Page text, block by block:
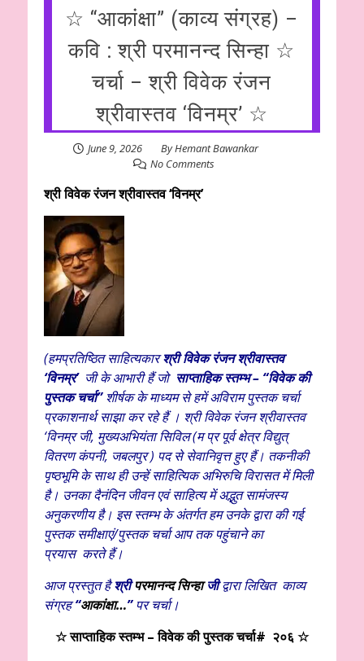
☆ “आकांक्षा” (काव्य संग्रह) –
कवि : श्री परमानन्द सिन्हा ☆
चर्चा – श्री विवेक रंजन
श्रीवास्तव ‘विनम्र’ ☆
June 9, 2026 ByHemant Bawankar
No Comments
श्री विवेक रंजन श्रीवास्तव ‘विनम्र’
(हमप्रतिष्ठित साहित्यकारश्री विवेकरंजन श्रीवास्तव
‘विनम्र’ जी के आभारी हैंजो साप्ताहिक स्तम्भ – “विवेक की
पुस्तक चर्चा”शीर्षक के माध्यम से हमें अविराम पुस्तक चर्चा
प्रकाशनार्थ साझा कर रहे हैं । श्री विवेक रंजन श्रीवास्तव
‘विनम्र जी, मुख्यअभियंता सिविल (म प्र पूर्व क्षेत्र विद्युत्
वितरण कंपनी, जबलपुर ) पद से सेवानिवृत्त हुए हैं। तकनीकी
पृष्ठभूमि के साथ ही उन्हें साहित्यिक अभिरुचि विरासत में मिली
है। उनका दैनंदिन जीवन एवं साहित्य में अद्भुत सामंजस्य
अनुकरणीय है। इस स्तम्भ के अंतर्गत हम उनके द्वारा की गई
पुस्तक समीक्षाएं/पुस्तक चर्चा आप तक पहुंचाने का
प्रयास करते हैं।
आज प्रस्तुत हैश्रीपरमानन्द सिन्हा जीद्वारा लिखित काव्य
संग्रह“आकांक्षा…” पर चर्चा।
☆साप्ताहिक स्तम्भ – विवेक की पुस्तक चर्चा# २०६ ☆